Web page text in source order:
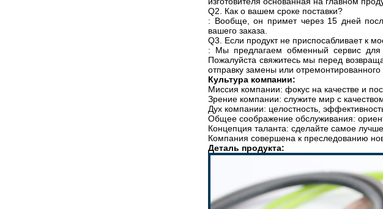
Q2. Как о вашем сроке поставки?
: Вообще, он примет через 15 дней
вашего заказа.
Q3. Если продукт не приспосабливает к
: Мы предлагаем обменный сервис для
Пожалуйста свяжитесь мы перед
отправку замены или отремонтированного
Культура компании:
Миссия компании: фокус на качестве и
Зрение компании: служите мир с
Дух компании: целостность,
Общее соображение обслуживания:
Концепция таланта: сделайте самое
Компания совершена к преследованию
Деталь продукта: